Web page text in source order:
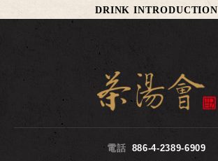
DRINK INTRODUCTION
電話 886-4-2389-6909